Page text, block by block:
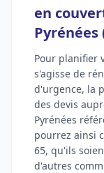
en
Pyrénées
Pour planifier
s'agisse de
d'urgence, la
des devis
Pyrénées
pourrez ainsi
65, qu'ils
d'autres